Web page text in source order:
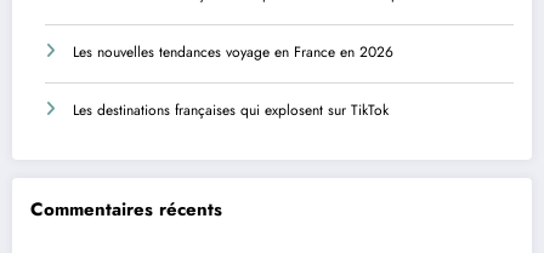
Les nouvelles tendances voyage en France en 2026
Les destinations françaises qui explosent sur TikTok
Commentaires récents